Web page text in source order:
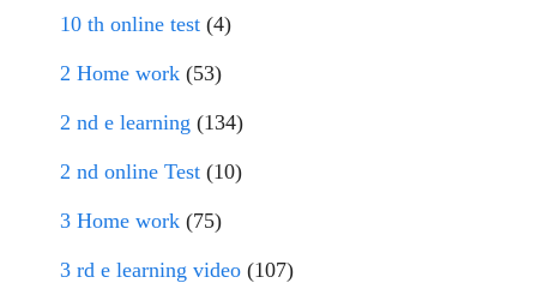
10 th online test (4)
2 Home work (53)
2 nd e learning (134)
2 nd online Test (10)
3 Home work (75)
3 rd e learning video (107)